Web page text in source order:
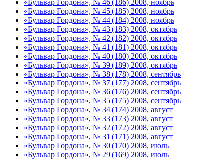
«Бульвар Гордона», № 46 (186) 2008, ноябрь
«Бульвар Гордона», № 45 (185) 2008, ноябрь
«Бульвар Гордона», № 44 (184) 2008, ноябрь
«Бульвар Гордона», № 43 (183) 2008, октябрь
«Бульвар Гордона», № 42 (182) 2008, октябрь
«Бульвар Гордона», № 41 (181) 2008, октябрь
«Бульвар Гордона», № 40 (180) 2008, октябрь
«Бульвар Гордона», № 39 (189) 2008, октябрь
«Бульвар Гордона», № 38 (178) 2008, сентябрь
«Бульвар Гордона», № 37 (177) 2008, сентябрь
«Бульвар Гордона», № 36 (176) 2008, сентябрь
«Бульвар Гордона», № 35 (175) 2008, сентябрь
«Бульвар Гордона», № 34 (174) 2008, август
«Бульвар Гордона», № 33 (173) 2008, август
«Бульвар Гордона», № 32 (172) 2008, август
«Бульвар Гордона», № 31 (171) 2008, август
«Бульвар Гордона», № 30 (170) 2008, июль
«Бульвар Гордона», № 29 (169) 2008, июль